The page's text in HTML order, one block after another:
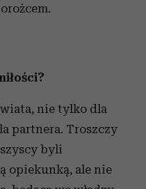
nie tylko dla
partnera. Troszczy
byli
opiekunką, ale nie